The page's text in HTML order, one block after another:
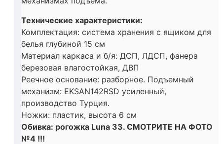
Технические характеристики:
Комплектация: система хранения с ящиком для
белья глубиной 15 см
Материал каркаса и б/я: ДСП, ЛДСП, фанера
березовая влагостойкая, ДВП
Реечное основание: разборное. Подъемный
механизм: EKSAN142RSD усиленный,
производство Турция.
Ножки: пластик, высота 6 см
Обивка: рогожка Luna 33. СМОТРИТЕ НА ФОТО
№4 !!!